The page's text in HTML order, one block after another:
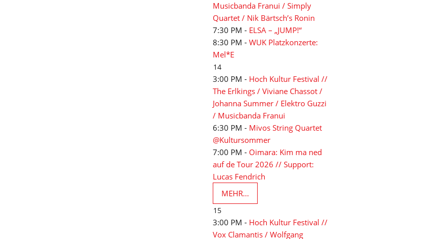
Musicbanda Franui / Simply
Quartet / Nik Bärtsch’s Ronin
7:30 PM - ELSA – „JUMP!“
8:30 PM - WUK Platzkonzerte:
Mel*E
14
3:00 PM - Hoch Kultur Festival //
The Erlkings / Viviane Chassot /
Johanna Summer / Elektro Guzzi
/ Musicbanda Franui
6:30 PM - Mivos String Quartet
@Kultursommer
7:00 PM - Oimara: Kim ma ned
auf de Tour 2026 // Support:
Lucas Fendrich
MEHR...
15
3:00 PM - Hoch Kultur Festival //
Vox Clamantis / Wolfgang